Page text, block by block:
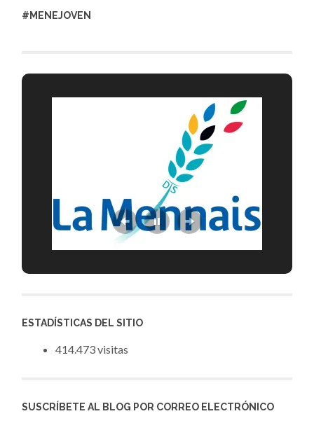
#MENEJOVEN
ESTADÍSTICAS DEL SITIO
414.473 visitas
SUSCRÍBETE AL BLOG POR CORREO ELECTRÓNICO